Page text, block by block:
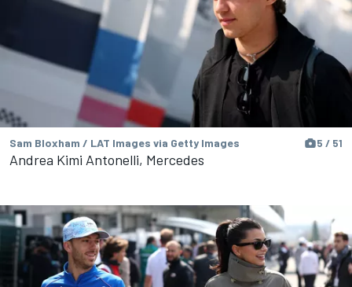
Sam Bloxham / LAT Images via Getty Images 5 / 51
Andrea Kimi Antonelli, Mercedes